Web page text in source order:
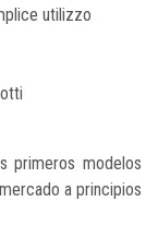
utilizzo
primeros modelos
a principios